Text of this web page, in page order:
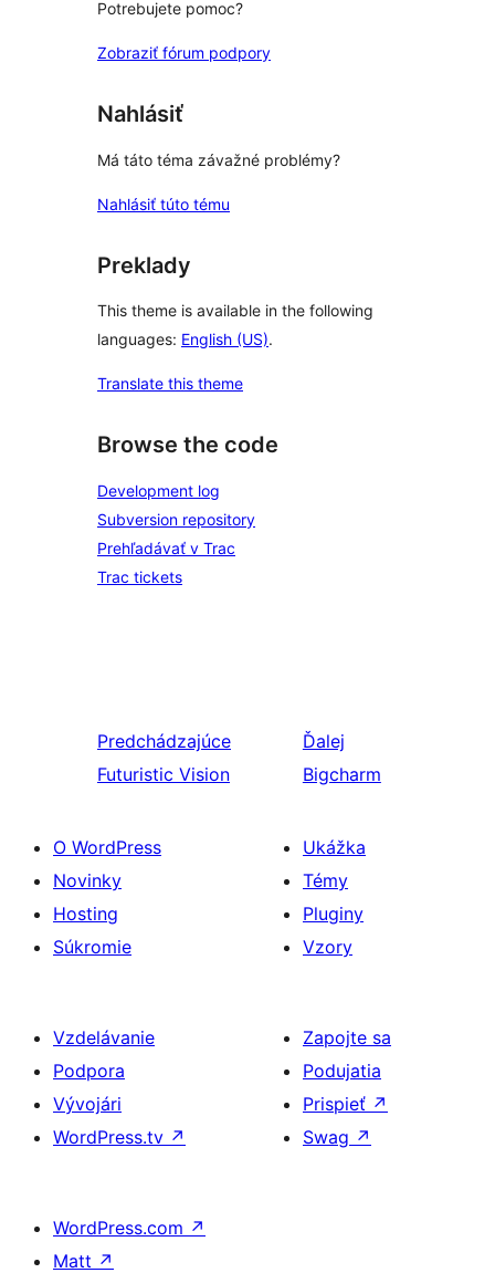
Potrebujete pomoc?
Zobraziť fórum podpory
Nahlásiť
Má táto téma závažné problémy?
Nahlásiť túto tému
Preklady
This theme is available in the following
languages: English (US).
Translate this theme
Browse the code
Development log
Subversion repository
Prehľadávať v Trac
Trac tickets
Predchádzajúce
Futuristic Vision
Ďalej
Bigcharm
O WordPress
Novinky
Hosting
Súkromie
Ukážka
Témy
Pluginy
Vzory
Vzdelávanie
Podpora
Vývojári
WordPress.tv ↗
Zapojte sa
Podujatia
Prispieť ↗
Swag ↗
WordPress.com ↗
Matt ↗